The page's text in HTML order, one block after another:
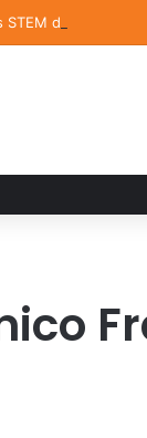
STEM de la UDLAP